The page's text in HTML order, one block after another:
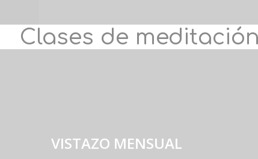
Clases de meditación
VISTAZO MENSUAL